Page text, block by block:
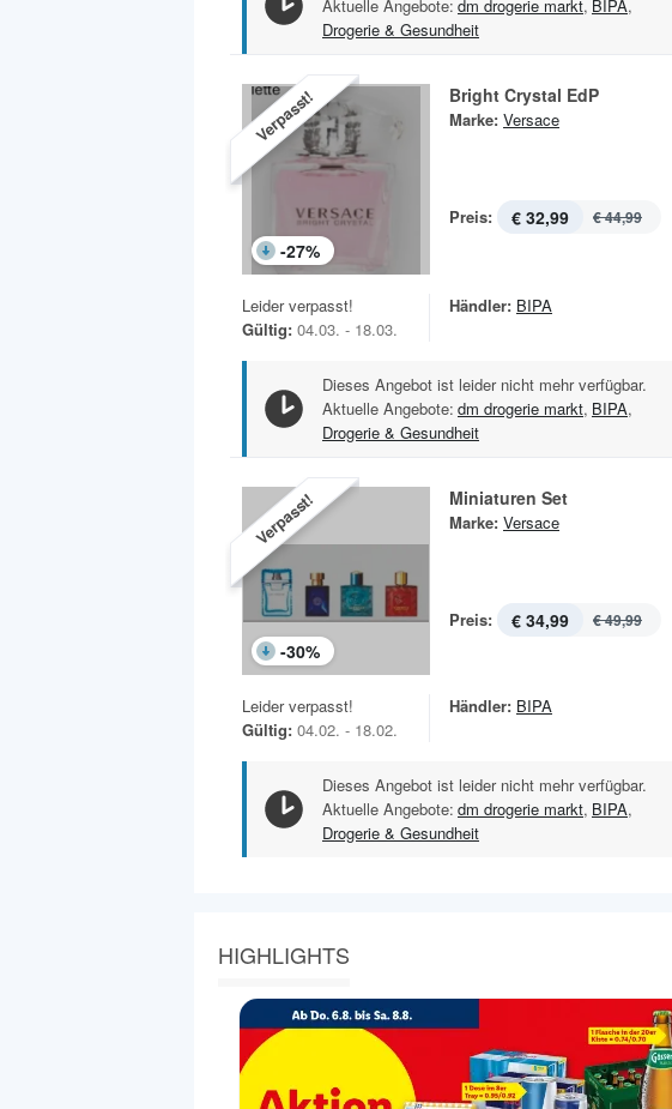
Aktuelle Angebote: dm drogerie markt, BIPA,
Drogerie & Gesundheit
Verpasst!
-27%
Bright Crystal EdP
Marke: Versace
Preis: € 32,99 € 44,99
Leider verpasst!
Gültig: 04.03. - 18.03.
Händler: BIPA
Dieses Angebot ist leider nicht mehr verfügbar.
Aktuelle Angebote: dm drogerie markt, BIPA,
Drogerie & Gesundheit
Verpasst!
-30%
Miniaturen Set
Marke: Versace
Preis: € 34,99 € 49,99
Leider verpasst!
Gültig: 04.02. - 18.02.
Händler: BIPA
Dieses Angebot ist leider nicht mehr verfügbar.
Aktuelle Angebote: dm drogerie markt, BIPA,
Drogerie & Gesundheit
HIGHLIGHTS